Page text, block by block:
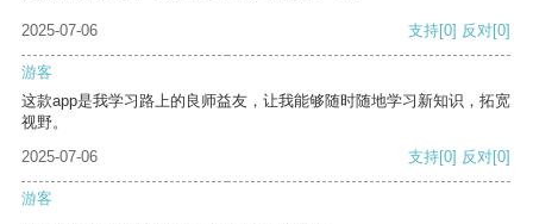
2025-07-06 支持[0] 反对[0]
游客
这款app是我学习路上的良师益友，让我能够随时随地学习新知识，拓宽
视野。
2025-07-06
支持[0] 反对[0]
游客